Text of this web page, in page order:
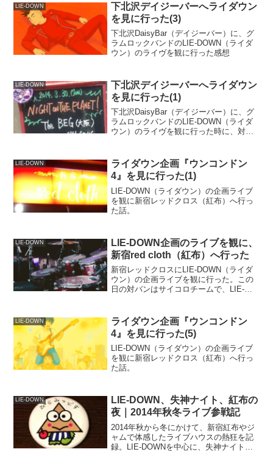
LIE-DOWN
下北沢デイジーバーへライダウン
を見に行った(3)
下北沢DaisyBar（デイジーバー）に、グ
ラムロックバンドのLIE-DOWN（ライダ
ウン）のライヴを観に行った感想
LIE-DOWN
下北沢デイジーバーへライダウン
を見に行った(1)
下北沢DaisyBar（デイジーバー）に、グ
ラムロックバンドのLIE-DOWN（ライダ
ウン）のライヴを観に行った時に、対バ
LIE-DOWN
ライダウン企画『ウンコンドン
4』を見に行った(1)
LIE-DOWN（ライダウン）の企画ライブ
を観に新宿レッドクロス（紅布）へ行っ
た話。
LIE-DOWN
LIE-DOWN企画のライブを観に、
新宿red cloth（紅布）へ行った
新宿レッドクロスにLIE-DOWN（ライダ
ウン）の企画ライブを観に行った。この
日の対バンはサイコロチームで、LIE-
LIE-DOWN
ライダウン企画『ウンコンドン
4』を見に行った(5)
LIE-DOWN（ライダウン）の企画ライブ
を観に新宿レッドクロス（紅布）へ行っ
た話。
LIE-DOWN
LIE-DOWN、失神ナイト、紅布の
夜｜2014年秋冬ライブ参戦記
2014年秋から冬にかけて、新宿紅布やジ
ャムで体感したライブハウスの熱狂を記
録。LIE-DOWNを中心に、失神ナイトや